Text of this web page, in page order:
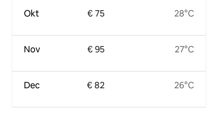
Okt
Nov
Dec
€ 75
€ 95
€ 82
28°C
27°C
26°C